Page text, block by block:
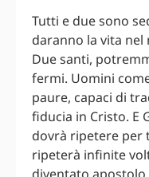
Tutti e due sono
daranno la vita nel
Due santi,
fermi. Uomini
paure, capaci di
fiducia in Cristo. E
dovrà ripetere per
ripeterà infinite